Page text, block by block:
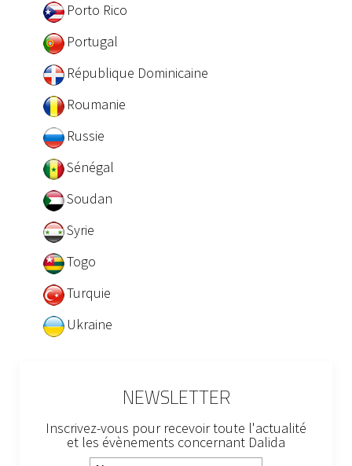
Porto Rico
Portugal
République Dominicaine
Roumanie
Russie
Sénégal
Soudan
Syrie
Togo
Turquie
Ukraine
NEWSLETTER
Inscrivez-vous pour recevoir toute l'actualité
et les évènements concernant Dalida